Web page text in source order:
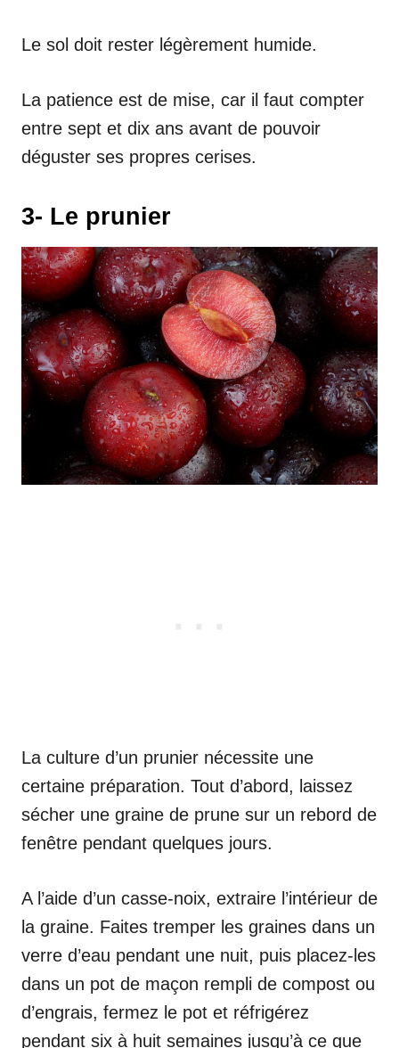
Le sol doit rester légèrement humide.
La patience est de mise, car il faut compter
entre sept et dix ans avant de pouvoir
déguster ses propres cerises.
3- Le prunier
La culture d’un prunier nécessite une
certaine préparation. Tout d’abord, laissez
sécher une graine de prune sur un rebord de
fenêtre pendant quelques jours.
A l’aide d’un casse-noix, extraire l’intérieur de
la graine. Faites tremper les graines dans un
verre d’eau pendant une nuit, puis placez-les
dans un pot de maçon rempli de compost ou
d’engrais, fermez le pot et réfrigérez
pendant six à huit semaines jusqu’à ce que